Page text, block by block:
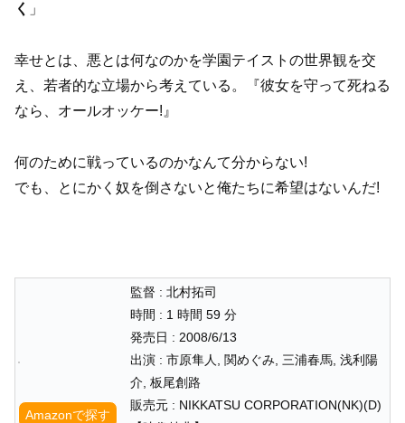
く 」
幸せとは、悪とは何なのかを学園テイストの世界観を交
え、若者的な立場から考えている。『彼女を守って死ねる
なら、オールオッケー!』
何のために戦っているのかなんて分からない!
でも、とにかく奴を倒さないと俺たちに希望はないんだ!
Amazonで探す
監督 : 北村拓司
時間 : 1 時間 59 分
発売日 : 2008/6/13
出演 : 市原隼人, 関めぐみ, 三浦春馬, 浅利陽
介, 板尾創路
販売元 : NIKKATSU CORPORATION(NK)(D)